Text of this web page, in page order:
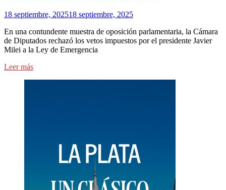
18 septiembre, 202518 septiembre, 2025
En una contundente muestra de oposición parlamentaria, la Cámara
de Diputados rechazó los vetos impuestos por el presidente Javier
Milei a la Ley de Emergencia
Leer más